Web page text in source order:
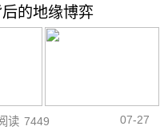
的地缘博弈
读 7449 07-27